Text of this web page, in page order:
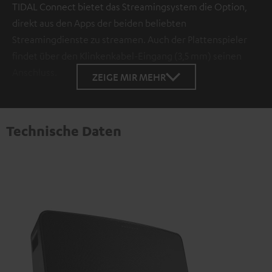
TIDAL Connect bietet das Streamingsystem die Option,
direkt aus den Apps der beiden beliebten
ZEIGE MIR MEHR
Technische Daten